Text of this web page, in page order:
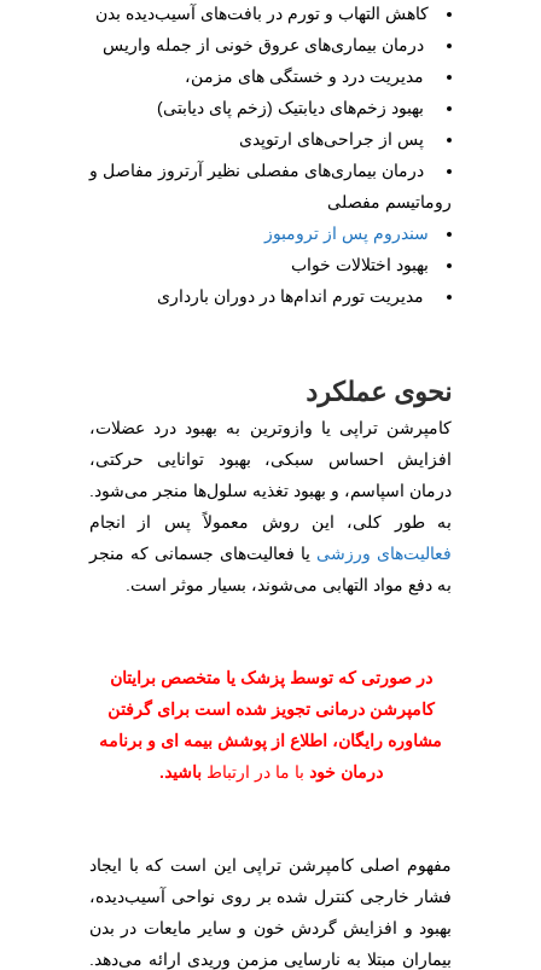
کاهش التهاب و تورم در بافت‌های آسیب‌دیده بدن
درمان بیماری‌های عروق خونی از جمله واریس
مدیریت درد و خستگی های مزمن،
بهبود زخم‌های دیابتیک (زخم پای دیابتی)
پس از جراحی‌های ارتوپدی
درمان بیماری‌های مفصلی نظیر آرتروز مفاصل و
روماتیسم مفصلی
سندروم پس از ترومبوز
بهبود اختلالات خواب
مدیریت تورم اندام‌ها در دوران بارداری
نحوی عملکرد
کامپرشن تراپی یا وازوترین به بهبود درد عضلات،
افزایش احساس سبکی، بهبود توانایی حرکتی،
درمان اسپاسم، و بهبود تغذیه سلول‌ها منجر می‌شود.
به طور کلی، این روش معمولاً پس از انجام
فعالیت‌های ورزشی یا فعالیت‌های جسمانی که منجر
به دفع مواد التهابی می‌شوند، بسیار موثر است.
در صورتی که توسط پزشک یا متخصص برایتان
کامپرشن درمانی تجویز شده است برای گرفتن
مشاوره رایگان، اطلاع از پوشش بیمه ای و برنامه
درمان خود با ما در ارتباط باشید.
مفهوم اصلی کامپرشن تراپی این است که با ایجاد
فشار خارجی کنترل شده بر روی نواحی آسیب‌دیده،
بهبود و افزایش گردش خون و سایر مایعات در بدن
بیماران مبتلا به نارسایی مزمن وریدی ارائه می‌دهد.